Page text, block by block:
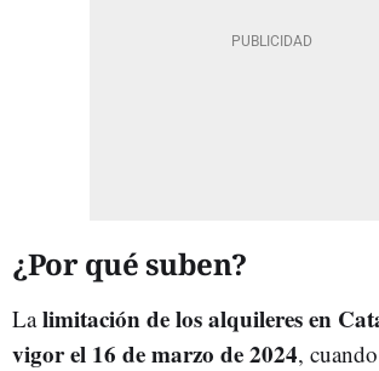
¿Por qué suben?
Lalimitación de los alquileres en
vigor el 16 de marzo de 2024,